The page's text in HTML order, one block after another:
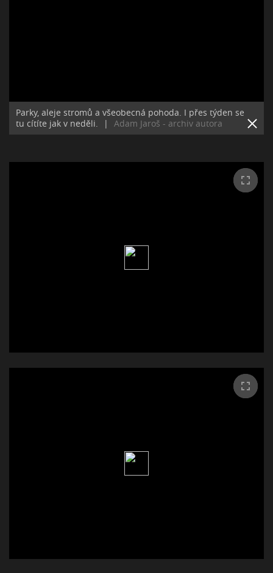
Parky, aleje stromů a všeobecná pohoda. I přes týden se
tu cítíte jak v neděli.
| Adam Jaroš - archiv autora